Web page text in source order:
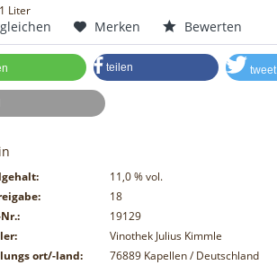
1 Liter
Merken Bewerten
teilen tweet
11,0% vol.
18
19129
Vinothek Julius Kimmle
ort/-land:
76889 Kapellen / Deutschland